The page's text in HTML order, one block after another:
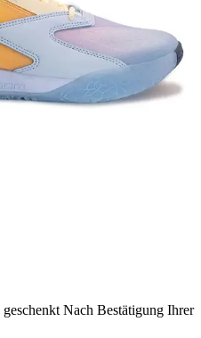
Nach Bestätigung Ihrer